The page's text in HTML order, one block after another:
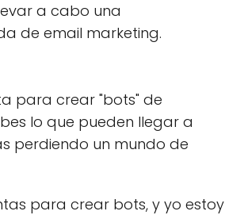
a cabo una
de email marketing.
para crear "bots" de
lo que pueden llegar a
perdiendo un mundo de
para crear bots, y yo estoy